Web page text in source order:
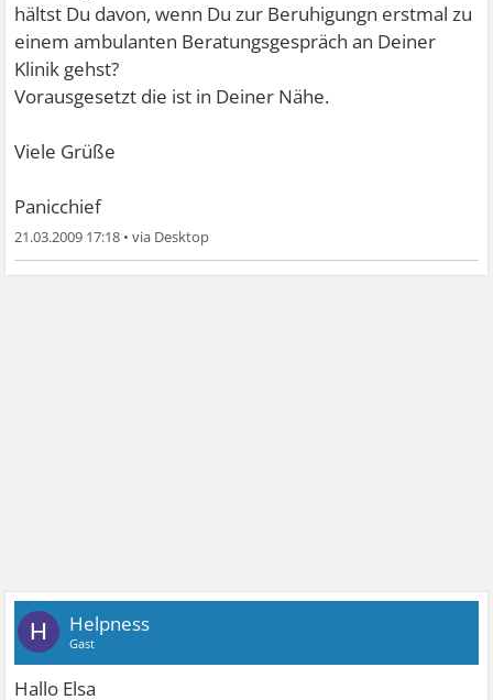
hältst Du davon, wenn Du zur Beruhigungn erstmal zu
einem ambulanten Beratungsgespräch an Deiner
Klinik gehst?
Vorausgesetzt die ist in Deiner Nähe.
Viele Grüße
Panicchief
21.03.2009 17:18 •
H Helpness
Gast
Hallo Elsa